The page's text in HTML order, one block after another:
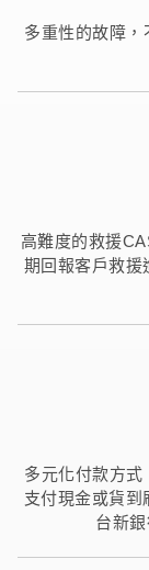
多重性的故障
高難度的救援
期回報客戶救援
多元化付款方式
支付現金或貨到
台新